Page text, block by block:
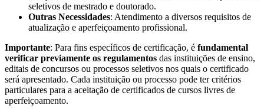
seletivos de mestrado e doutorado.
Outras Necessidades: Atendimento a diversos requisitos de
atualização e aperfeiçoamento profissional.
Importante: Para fins específicos de certificação, é fundamental
verificar previamente os regulamentos das instituições de ensino,
editais de concursos ou processos seletivos nos quais o certificado
será apresentado. Cada instituição ou processo pode ter critérios
particulares para a aceitação de certificados de cursos livres de
aperfeiçoamento.